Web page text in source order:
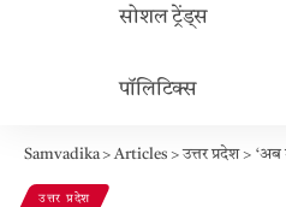
सोशल ट्रेंड्स
पॉलिटिक्स
Samvadika>Articles >उत्तर प्रदेश> ‘अब मां-
उत्तर प्रदेश